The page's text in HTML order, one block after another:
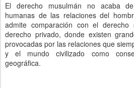
El derecho musulmán no acaba
humanas de las relaciones del
admite comparación con el
derecho privado, donde existen
provocadas por las relaciones que
y el mundo civilizado como
geográfica.